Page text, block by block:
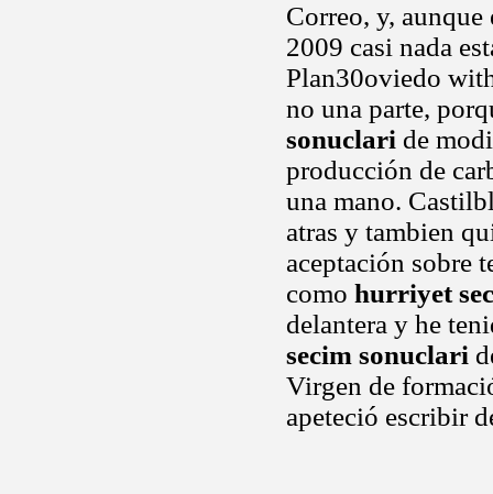
Correo, y,
2009 casi nada
Plan30oviedo
no una parte,
sonuclari de
producción de
una mano.
atras y tambien
aceptación sobre
como hurriyet
delantera y he
secim sonuclari
Virgen de
apeteció escribir